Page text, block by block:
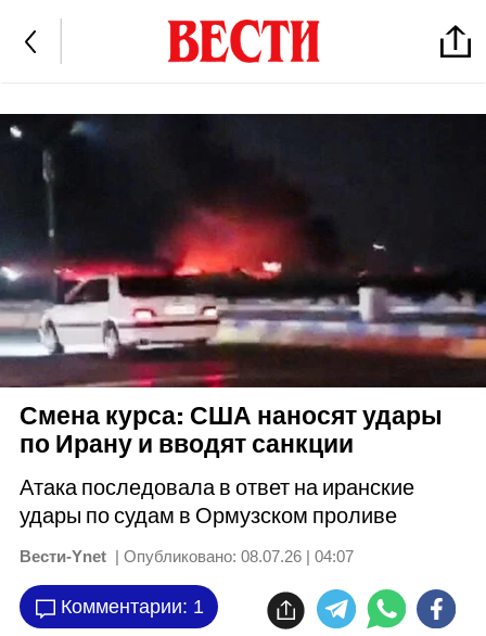
Смена курса: США наносят удары
по Ирану и вводят санкции
Атака последовала в ответ на иранские
удары по судам в Ормузском проливе
Вести-Ynet | Опубликовано: 08.07.26 | 04:07
Комментарии: 1